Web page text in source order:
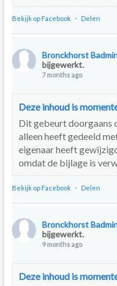
Bekijk op Facebook · Delen
Bronckhorst
bijgewerkt.
7 months ago
Deze inhoud is
Dit gebeurt doorgaans
alleen heeft gedeeld
eigenaar heeft
omdat de bijlage is
Bekijk op Facebook · Delen
Bronckhorst
bijgewerkt.
9 months ago
Deze inhoud is